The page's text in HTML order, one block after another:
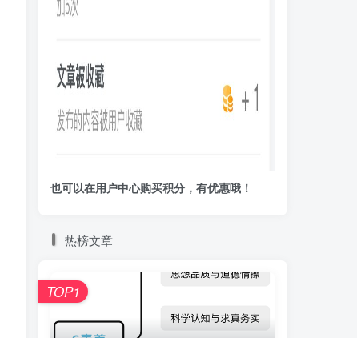
也可以在用户中心购买积分，有优惠哦！
热榜文章
TOP1